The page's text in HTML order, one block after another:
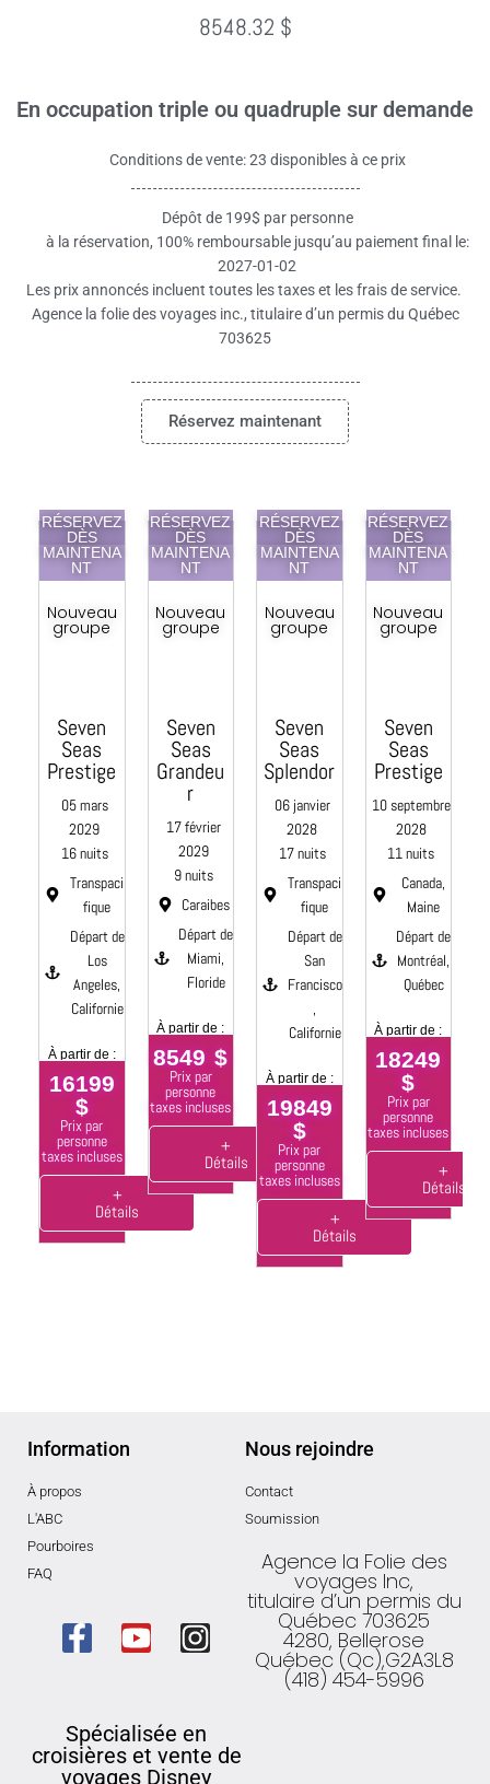
8548.32 $
En occupation triple ou quadruple sur demande
Conditions de vente: 23 disponibles à ce prix
Dépôt de 199$ par personne
à la réservation, 100% remboursable jusqu’au paiement final le:
2027-01-02
Les prix annoncés incluent toutes les taxes et les frais de service.
Agence la folie des voyages inc., titulaire d’un permis du Québec
703625
Réservez maintenant
RÉSERVEZ
DÈS
MAINTENA
NT
Nouveau
groupe
Seven
Seas
Prestige
05 mars
2029
16 nuits
Transpaci
fique
Départ de
Los
Angeles,
Californie
À partir de :
16199
$
Prix par
personne
taxes incluses
+
Détails
RÉSERVEZ
DÈS
MAINTENA
NT
Nouveau
groupe
Seven
Seas
Grandeu
r
17 février
2029
9 nuits
Caraibes
Départ de
Miami,
Floride
À partir de :
8549 $
Prix par
personne
taxes incluses
+
Détails
RÉSERVEZ
DÈS
MAINTENA
NT
Nouveau
groupe
Seven
Seas
Splendor
06 janvier
2028
17 nuits
Transpaci
fique
Départ de
San
Francisco
,
Californie
À partir de :
19849
$
Prix par
personne
taxes incluses
+
Détails
RÉSERVEZ
DÈS
MAINTENA
NT
Nouveau
groupe
Seven
Seas
Prestige
10 septembre
2028
11 nuits
Canada,
Maine
Départ de
Montréal,
Québec
À partir de :
18249
$
Prix par
personne
taxes incluses
+
Détails
Information
À propos
L'ABC
Pourboires
FAQ
Nous rejoindre
Contact
Soumission
Agence la Folie des
voyages Inc,
titulaire d’un permis du
Québec 703625
4280, Bellerose
Québec (Qc),G2A3L8
(418) 454-5996
Spécialisée en
croisières et vente de
voyages Disney